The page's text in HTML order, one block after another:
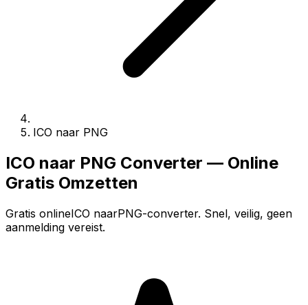
ICO naar PNG
ICO naar PNG Converter — Online
Gratis Omzetten
Gratis onlineICO naarPNG-converter. Snel, veilig, geen
aanmelding vereist.